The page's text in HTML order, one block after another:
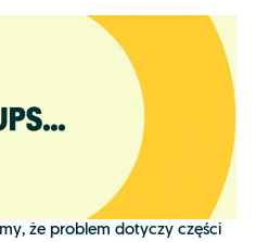
że problem dotyczy części